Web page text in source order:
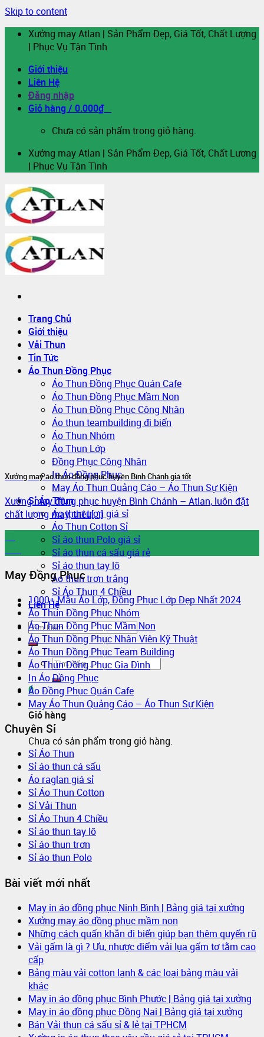
Skip to content
Xưởng may Atlan | Sản Phẩm Đẹp, Giá Tốt, Chất Lượng
| Phục Vụ Tận Tình
Giới thiệu
Liên Hệ
Đăng nhập
Giỏ hàng / 0.000₫
Chưa có sản phẩm trong giỏ hàng.
Xưởng may Atlan | Sản Phẩm Đẹp, Giá Tốt, Chất Lượng
| Phục Vụ Tận Tình
Trang Chủ
Giới thiệu
Vải Thun
Tin Tức
Áo Thun Đồng Phục
Áo Thun Đồng Phục Quán Cafe
Áo Thun Đồng Phục Mầm Non
Áo Thun Đồng Phục Công Nhân
Áo thun teambuilding đi biển
Áo Thun Nhóm
Áo Thun Lớp
Đồng Phục Công Nhân
In Áo Đồng Phục
May Áo Thun Quảng Cáo – Áo Thun Sự Kiện
Sỉ Áo Thun
Áo thun trơn giá sỉ
Áo Thun Cotton Sỉ
Sỉ áo thun Polo giá sỉ
Sỉ áo thun cá sấu giá rẻ
Sỉ áo thun tay lỡ
Áo thun trơn trắng
Sỉ Áo Thun 4 Chiều
Liên Hệ
0
Giỏ hàng
Chưa có sản phẩm trong giỏ hàng.
Xưởng may áo thun đồng phục huyện Bình Chánh giá tốt
Xưởng may đồng phục huyện Bình Chánh – Atlan, luôn đặt
chất lượng may, thêu[...]
May Đồng Phục
1000+ Mẫu Áo Lớp, Đồng Phục Lớp Đẹp Nhất 2024
Áo Thun Đồng Phục Nhóm
Áo Thun Đồng Phục Mầm Non
Áo Thun Đồng Phục Nhân Viên Kỹ Thuật
Áo Thun Đồng Phục Team Building
Áo Thun Đồng Phục Gia Đình
In Áo Đồng Phục
Áo Đồng Phục Quán Cafe
May Áo Thun Quảng Cáo – Áo Thun Sự Kiện
Chuyên Sỉ
Sỉ Áo Thun
Sỉ áo thun cá sấu
Áo raglan giá sỉ
Sỉ Áo Thun Cotton
Sỉ Vải Thun
Sỉ Áo Thun 4 Chiều
Sỉ áo thun tay lỡ
Sỉ áo thun trơn
Sỉ áo thun Polo
Bài viết mới nhất
May in áo đồng phục Ninh Bình | Bảng giá tại xưởng
Xưởng may áo đồng phục mầm non
Những cách quấn khăn đi biển giúp bạn thêm quyến rũ
Vải gấm là gì ? Ưu, nhược điểm vải lụa gấm tơ tằm cao
cấp
Bảng màu vải cotton lạnh & các loại bảng màu vải
khác
May in áo đồng phục Bình Phước | Bảng giá tại xưởng
May in áo đồng phục Đồng Nai | Bảng giá tại xưởng
Bán Vải thun cá sấu sỉ & lẻ tại TPHCM